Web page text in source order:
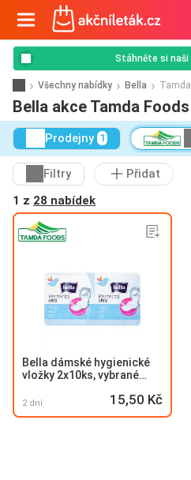
Stáhněte si naši
Všechny nabídky Bella
Bella akce Tamda Foods
Prodejny 1
Filtry
Přidat
1 z 28 nabídek
Bella dámské hygienické
vložky 2x10ks, vybrané
2 dní 15,50 Kč